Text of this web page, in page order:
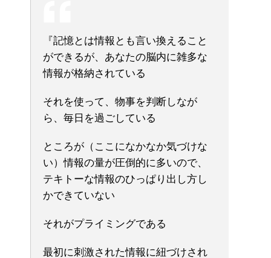
『記憶とは情報とも言い換えること
ができるが、あなたの脳内に雑多な
情報が格納されている
それを使って、物事を判断しなが
ら、毎日を過ごしている
ところが（ここになかなか気づけな
い）情報の量が圧倒的に多いので、
テキトーな情報のひっぱり出し方し
かできていない
それがプライミングである
最初に刺激された情報に紐づけされ